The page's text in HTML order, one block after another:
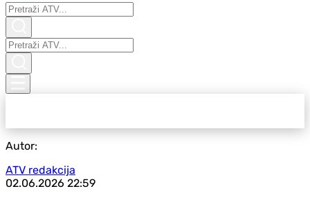
Autor:
ATV redakcija
02.06.2026 22:59